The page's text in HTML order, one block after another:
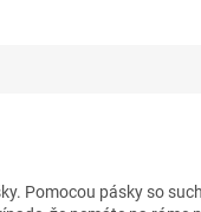
Pomocou pásky so